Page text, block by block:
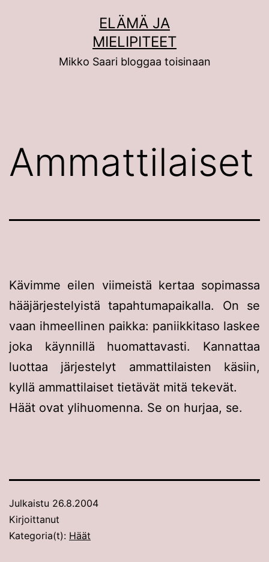
ELÄMÄ JA
MIELIPITEET
Mikko Saari bloggaa toisinaan
Ammattilaiset
Kävimme eilen viimeistä kertaa sopimassa
hääjärjestelyistä tapahtumapaikalla. On se
vaan ihmeellinen paikka: paniikkitaso laskee
joka käynnillä huomattavasti. Kannattaa
luottaa järjestelyt ammattilaisten käsiin,
kyllä ammattilaiset tietävät mitä tekevät.
Häät ovat ylihuomenna. Se on hurjaa, se.
Julkaistu 26.8.2004
Kirjoittanut
Kategoria(t): Häät